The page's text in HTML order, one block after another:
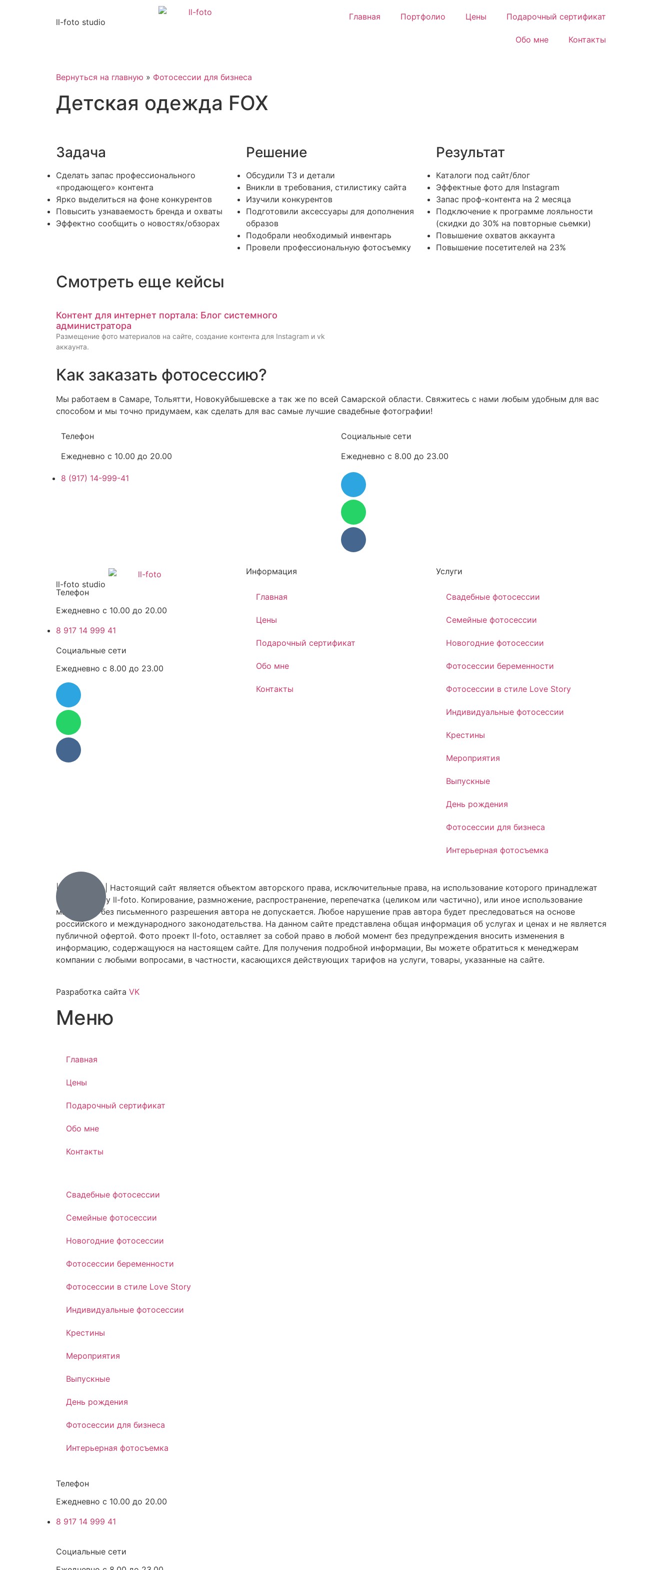
ll-foto studio
Главная Портфолио Цены Подарочный сертификат
Обо мне Контакты
Вернуться на главную » Фотосессии для бизнеса
Детская одежда FOX
Задача
Сделать запас профессионального
«продающего» контента
Ярко выделиться на фоне конкурентов
Повысить узнаваемость бренда и охваты
Эффектно сообщить о новостях/обзорах
Решение
Обсудили ТЗ и детали
Вникли в требования, стилистику сайта
Изучили конкурентов
Подготовили аксессуары для дополнения
образов
Подобрали необходимый инвентарь
Провели профессиональную фотосъемку
Результат
Каталоги под сайт/блог
Эффектные фото для Instagram
Запас проф-контента на 2 месяца
Подключение к программе лояльности
(скидки до 30% на повторные сьемки)
Повышение охватов аккаунта
Повышение посетителей на 23%
Смотреть еще кейсы
Контент для интернет портала: Блог системного
администратора
Размещение фото материалов на сайте, создание контента для Instagram и vk
аккаунта.
Как заказать фотосессию?
Мы работаем в Самаре, Тольятти, Новокуйбышевске а так же по всей Самарской области. Свяжитесь с нами любым удобным для вас
способом и мы точно придумаем, как сделать для вас самые лучшие свадебные фотографии!
Телефон
Ежедневно с 10.00 до 20.00
8 (917) 14-999-41
Социальные сети
Ежедневно с 8.00 до 23.00
ll-foto studio
Телефон
Ежедневно с 10.00 до 20.00
8 917 14 999 41
Социальные сети
Ежедневно с 8.00 до 23.00
Информация
Главная
Цены
Подарочный сертификат
Обо мне
Контакты
Услуги
Свадебные фотосессии
Семейные фотосессии
Новогодние фотосессии
Фотосессии беременности
Фотосессии в стиле Love Story
Индивидуальные фотосессии
Крестины
Мероприятия
Выпускные
День рождения
Фотосессии для бизнеса
Интерьерная фотосъемка
| 2010-2026 | Настоящий сайт является объектом авторского права, исключительные права, на использование которого принадлежат
фото проекту ll-foto. Копирование, размножение, распространение, перепечатка (целиком или частично), или иное использование
материала без письменного разрешения автора не допускается. Любое нарушение прав автора будет преследоваться на основе
российского и международного законодательства. На данном сайте представлена общая информация об услугах и ценах и не является
публичной офертой. Фото проект ll-foto, оставляет за собой право в любой момент без предупреждения вносить изменения в
информацию, содержащуюся на настоящем сайте. Для получения подробной информации, Вы можете обратиться к менеджерам
компании с любыми вопросами, в частности, касающихся действующих тарифов на услуги, товары, указанные на сайте.
Разработка сайта VK
Меню
Главная
Цены
Подарочный сертификат
Обо мне
Контакты
Свадебные фотосессии
Семейные фотосессии
Новогодние фотосессии
Фотосессии беременности
Фотосессии в стиле Love Story
Индивидуальные фотосессии
Крестины
Мероприятия
Выпускные
День рождения
Фотосессии для бизнеса
Интерьерная фотосъемка
Телефон
Ежедневно с 10.00 до 20.00
8 917 14 999 41
Социальные сети